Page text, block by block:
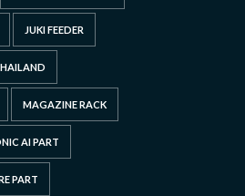
JUKI FEEDER
MAGAZINE RACK
AI PART
PART